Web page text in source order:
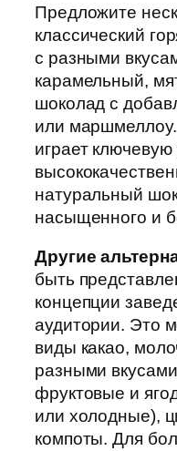
Предложите
классический
с разными
карамельный,
шоколад с
или
играет
натуральный
насыщенного и
Другие
быть
концепции
аудитории. Это
виды какао,
разными
фруктовые и
или холодные),
компоты. Для